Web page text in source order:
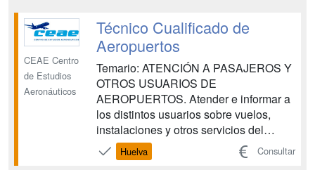
proyección de espacios relacionados
con la realidad come...
CEAE Centro
de Estudios
Aeronáuticos
Técnico Cualificado de
Aeropuertos
Temario: ATENCIÓN A PASAJEROS Y
OTROS USUARIOS DE
AEROPUERTOS. Atender e informar a
los distintos usuarios sobre vuelos,
instalaciones y otros servicios del
aeropuerto, siguiendo los
procedimientos establecidos, aplicando
Huelva Consultar